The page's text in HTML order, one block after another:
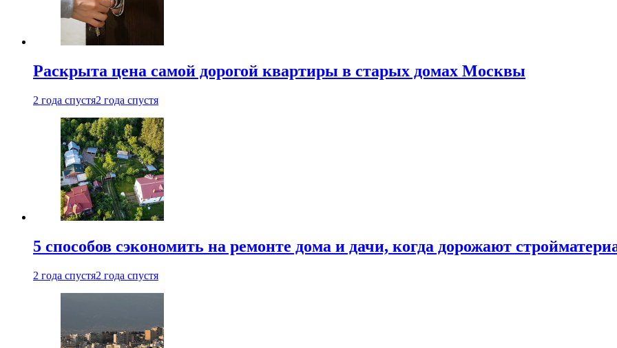
Раскрыта цена самой дорогой квартиры в старых домах Москвы
2 года спустя2 года спустя
5 способов сэкономить на ремонте дома и дачи, когда дорожают
2 года спустя2 года спустя